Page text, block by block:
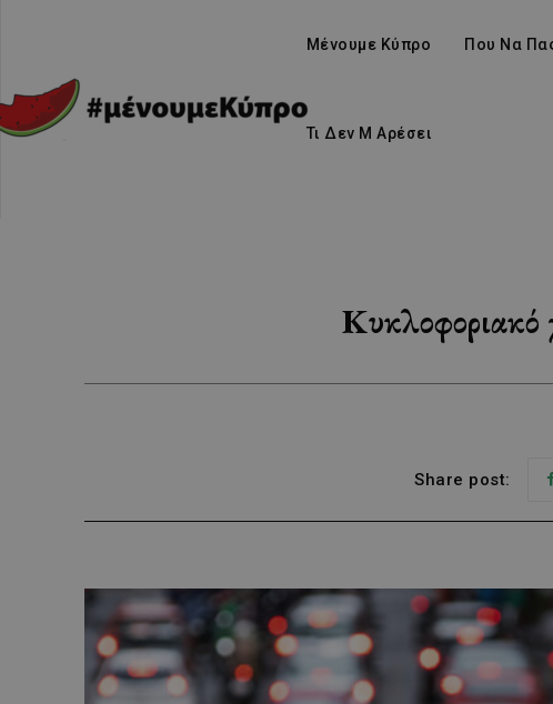
Μένουμε Κύπρο Που Να
Τι Δεν Μ Αρέσει
Κυκλοφοριακό
Share post: